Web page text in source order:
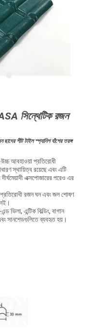
সিন্থেটিক রজন
শীট টাইল স্প্যানিশ বাঁশের তরঙ্গ
আবহাওয়া প্রতিরোধী
স্থায়িত্ব রয়েছে এবং এটি
এক্সপোজারের পরেও এর
প্রতিরোধী রজন ঘন এবং জল শোষণ
ভিলা, এন্টিক বিল্ডিং, বাগান
সানশেডগুলিতে ব্যবহৃত হয়।